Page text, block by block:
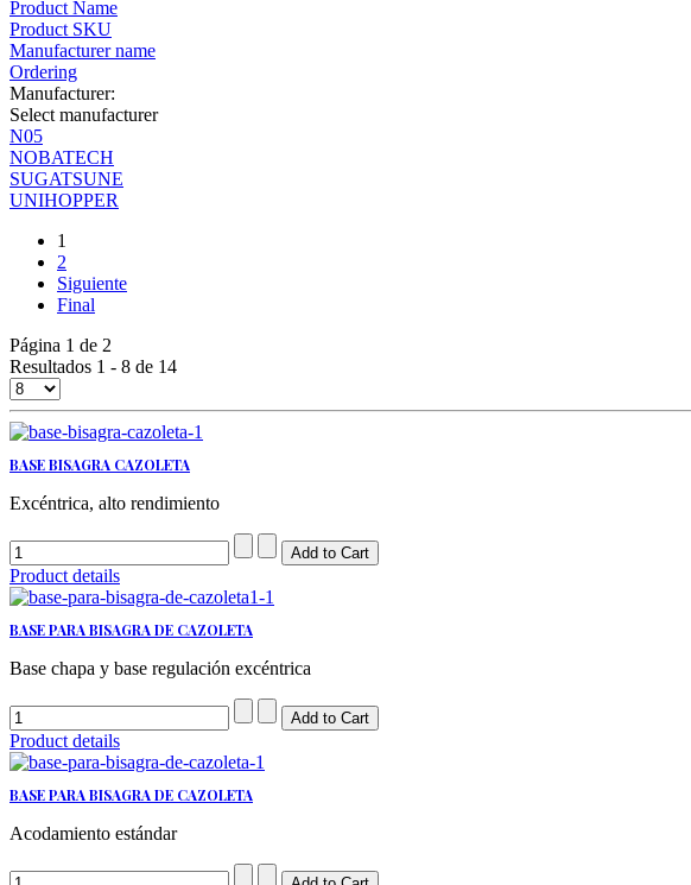
Product Name
Product SKU
Manufacturer name
Ordering
Manufacturer:
Select manufacturer
N05
NOBATECH
SUGATSUNE
UNIHOPPER
1
2
Siguiente
Final
Página 1 de 2
Resultados 1 - 8 de 14
BASE BISAGRA CAZOLETA
Excéntrica, alto rendimiento
Product details
BASE PARA BISAGRA DE CAZOLETA
Base chapa y base regulación excéntrica
Product details
BASE PARA BISAGRA DE CAZOLETA
Acodamiento estándar